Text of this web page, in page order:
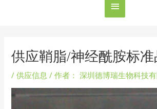
供应鞘脂/神经酰胺标准
/供应信息 / 作者： 深圳德博瑞生物科技